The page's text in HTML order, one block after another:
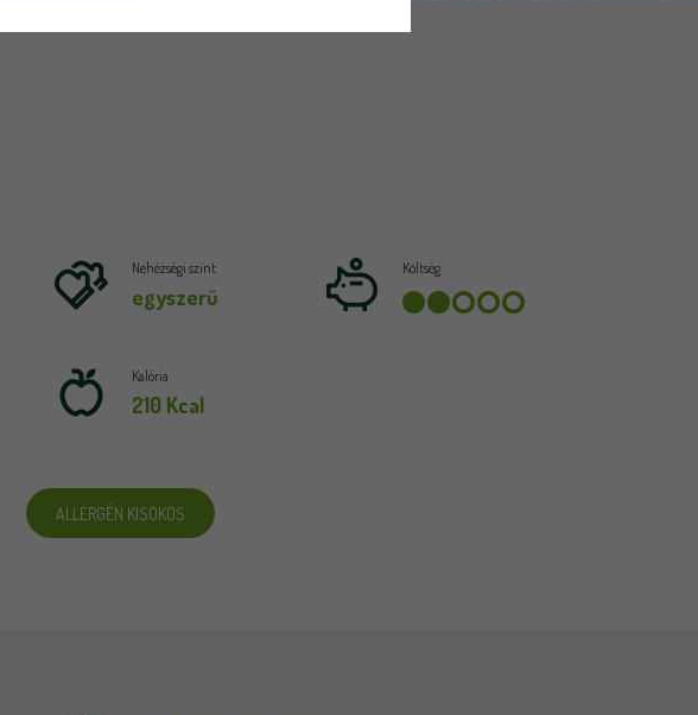
Nehézségi szint
egyszerű
Költség
Kalória
210 Kcal
ALLERGÉN KISOKOS